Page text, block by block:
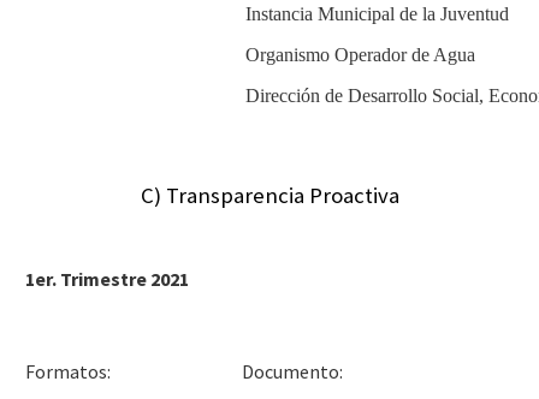
Instancia Municipal de la Juventud
Organismo Operador de Agua
Dirección de Desarrollo Social,
C) Transparencia Proactiva
1er. Trimestre 2021
Formatos: